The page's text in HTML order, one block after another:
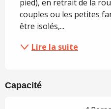
pied), en retrait de la
couples ou les petites
être isolés,...
Lire la suite
Capacité